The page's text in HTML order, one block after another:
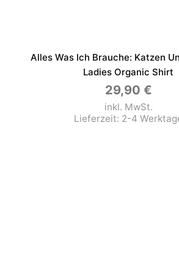
Alles Was Ich Brauche: Katzen
Ladies Organic Shirt
29,90 €
inkl. MwSt.
Lieferzeit: 2-4